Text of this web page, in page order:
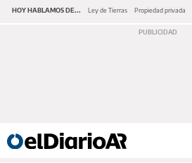
HOY HABLAMOS DE... Ley de Tierras Propiedad privada